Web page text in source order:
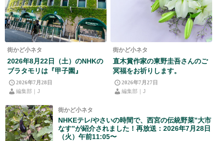
街かど小ネタ
2026年8月22日（土）のNHKの
ブラタモリは『甲子園』
2026年7月28日
編集部｜J
街かど小ネタ
直木賞作家の東野圭吾さんのご
冥福をお祈りします。
2026年7月27日
編集部｜J
街かど小ネタ
NHKEテレ/やさいの時間で、西宮の伝統野菜”大市
なす”が紹介されました！再放送：2026年7月28日
（火）午前11:05〜